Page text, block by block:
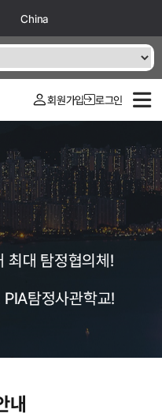
China
회원가입 로그인
최대 탐정협의체!
탐정사관학교!
내